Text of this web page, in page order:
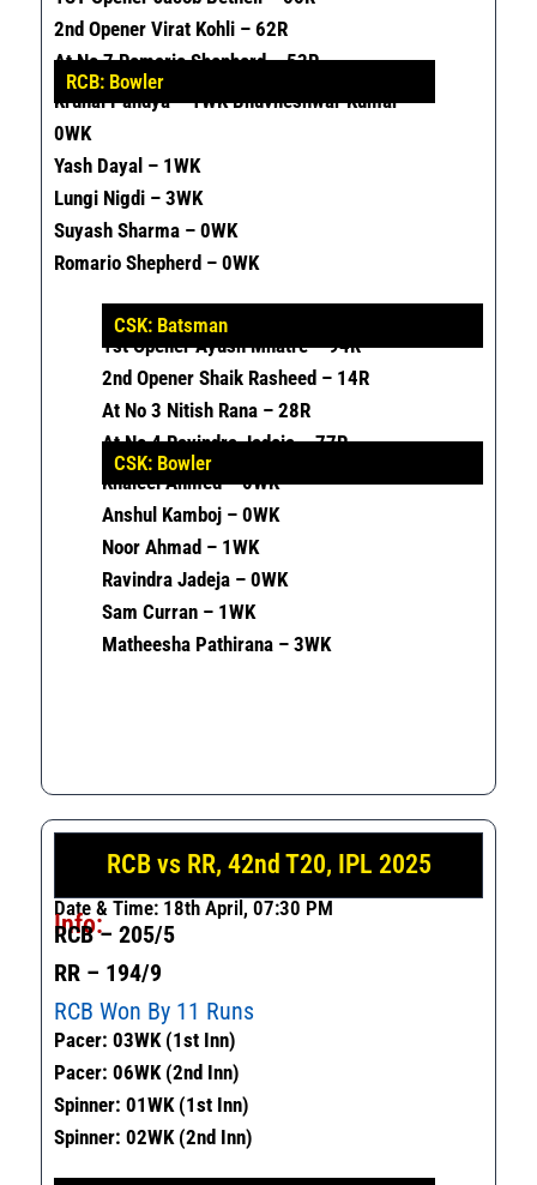
2nd Opener Virat Kohli – 62R
At No 7 Romario Shepherd – 53R
RCB: Bowler
Krunal Pandya – 1WKBhuvneshwar Kumar –
0WK
Yash Dayal – 1WK
Lungi Nigdi – 3WK
Suyash Sharma – 0WK
Romario Shepherd – 0WK
CSK: Batsman
1StOpener Ayush Mhatre – 94R
2Nd Opener Shaik Rasheed – 14R
At No 3 Nitish Rana – 28R
At No 4 Ravindra Jadeja – 77R
CSK: Bowler
Khaleel Ahmed – 0WK
Anshul Kamboj – 0WK
Noor Ahmad – 1WK
Ravindra Jadeja – 0WK
Sam Curran – 1WK
Matheesha Pathirana – 3WK
RCB vs RR, 42nd T20, IPL 2025
Date & Time: 18th April, 07:30 PM
Info:
RCB – 205/5
RR – 194/9
RCB Won By 11 Runs
Pacer: 03WK (1st Inn)
Pacer: 06WK (2nd Inn)
Spinner: 01WK (1st Inn)
Spinner: 02WK (2nd Inn)